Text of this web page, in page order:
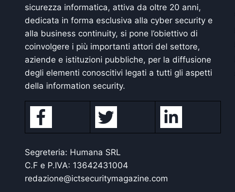
sicurezza informatica, attiva da oltre 20 anni,
dedicata in forma esclusiva alla cyber security e
alla business continuity, si pone l’obiettivo di
coinvolgere i più importanti attori del settore,
aziende e istituzioni pubbliche, per la diffusione
degli elementi conoscitivi legati a tutti gli aspetti
della information security.
Segreteria: Humana SRL
C.F e P.IVA: 13642431004
redazione@ictsecuritymagazine.com